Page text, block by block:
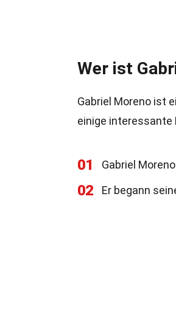
Wer ist
Gabriel Moreno ist
einige interessante
01 Gabriel
02 Er begann